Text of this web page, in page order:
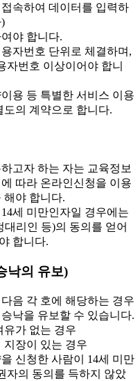
속하여 데이터를 입력하
야 합니다.
자번호 단위로 체결하며,
자번호 이상이어야 합니
용 등 특별한 서비스 이용
도의 계약으로 합니다.
고자 하는 자는 교육정보
따라 온라인신청을 이용
해야 합니다.
세 미만인자일 경우에는
대리인 등)의 동의를 얻어
합니다.
낙의 유보)
음 각 호에 해당하는 경우
낙을 유보할 수 있습니다.
유가 없는 경우
지장이 있는 경우
신청한 사람이 14세 미만
자의 동의를 득하지 않았